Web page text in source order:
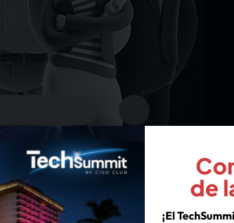
invitan al Curso Gratuito con Constancia de
de
¡El